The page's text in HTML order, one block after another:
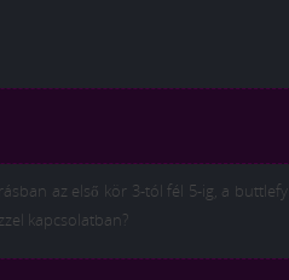
az első kör 3-tól fél 5-ig, a buttlefy
kapcsolatban?